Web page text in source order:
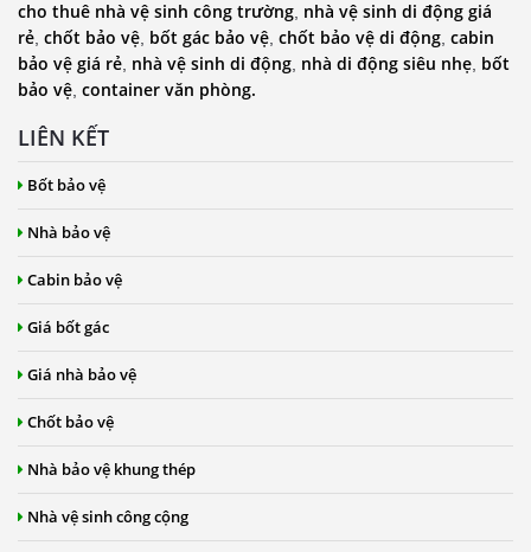
cho thuê nhà vệ sinh công trường nhà vệ sinh di động giá
rẻ chốt bảo vệ bốt gác bảo vệ chốt bảo vệ di động cabin
bảo vệ giá rẻ nhà vệ sinh di động nhà di động siêu nhẹ bốt
bảo vệ container văn phòng.
LIÊN KẾT
Bốt bảo vệ
Nhà bảo vệ
Cabin bảo vệ
Giá bốt gác
Giá nhà bảo vệ
Chốt bảo vệ
Nhà bảo vệ khung thép
Nhà vệ sinh công cộng